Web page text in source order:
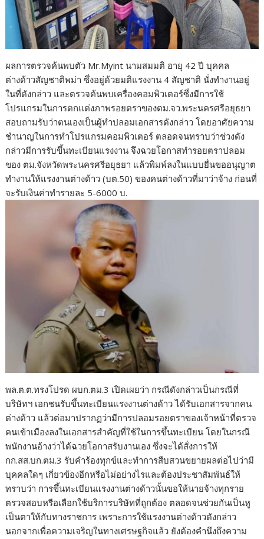
ผลการตรวจค้นพบตัว Mr.Myint นามสมมติ อายุ 42 ปี บุคคล
ต่างด้าวสัญชาติพม่า ซึ่งอยู่ด้วยมติแรงงาน 4 สัญชาติ นั่งทำงานอยู่
ในที่ดังกล่าว และตรวจค้นพบเครื่องคอมพิวเตอร์ซึ่งมีการใช้
โปรแกรมในการตกแต่งภาพรอยตราของตม.จว.พระนครศรีอยุธยา
สอบถามรับว่าตนเองเป็นผู้ทำปลอมเอกสารดังกล่าว โดยอาศัยความ
ชำนาญในการทำโปรแกรมคอมพิวเตอร์ ตลอดจนทราบว่าช่วงดัง
กล่าวมีการรับขึ้นทะเบียนแรงงาน จึงฉวยโอกาสทำรอยตราปลอม
ของ ตม.จังหวัดพระนครศรีอยุธยา แล้วพิมพ์ลงในแบบยื่นขออนุญาต
ทำงานให้แรงงานต่างด้าว (บต.50) ของคนต่างด้าวที่มาว่าจ้าง ก่อนที่
จะรับเงินค่าทำรายละ 5-6000 บ.
พล.ต.ต.ทรงโปรด ผบก.ตม.3 เปิดเผยว่า กรณีดังกล่าวเป็นกรณีที่
บริษัทฯ เอกชนรับขึ้นทะเบียนแรงงานต่างด้าว ได้รับเอกสารจากคน
ต่างด้าว แล้วต่อมาปรากฏว่ามีการปลอมรอยตราของเจ้าหน้าที่ตรวจ
คนเข้าเมืองลงในเอกสารสำคัญที่ใช้ในการขึ้นทะเบียน โดยในกรณี
พนักงานอ้างว่าได้ฉวยโอกาสรับงานเอง ซึ่งจะได้สั่งการให้
กก.สส.บก.ตม.3 รับคำร้องทุกข์และทำการสืบสวนขยายผลต่อไปว่ามี
บุคคลใดๆ เกี่ยวข้องอีกหรือไม่อย่างไรและต้องประชาสัมพันธ์ให้
ทราบว่า การขึ้นทะเบียนแรงงานต่างด้าวนั้นขอให้นายจ้างทุกราย
ตรวจสอบหรือเลือกใช้บริการบริษัทที่ถูกต้อง ตลอดจนช่วยกันเป็นหู
เป็นตาให้กับทางราชการ เพราะการใช้แรงงานต่างด้าวดังกล่าว
นอกจากเพื่อความเจริญในทางเศรษฐกิจแล้ว ยังต้องคำนึงถึงความ